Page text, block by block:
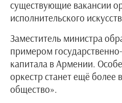
существующие вакансии
исполнительского
Заместитель министра
примером
капитала в Армении.
оркестр станет ещё
общество».